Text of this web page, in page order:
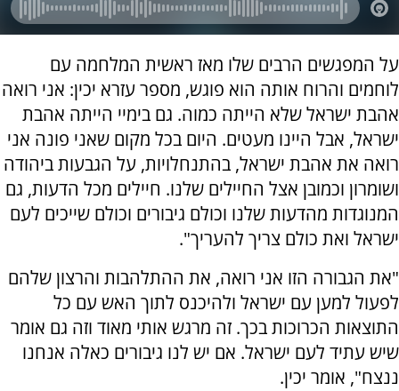
על המפגשים הרבים שלו מאז ראשית המלחמה עם
לוחמים והרוח אותה הוא פוגש, מספר עזרא יכין: אני רואה
אהבת ישראל שלא הייתה כמוה. גם בימיי הייתה אהבת
ישראל, אבל היינו מעטים. היום בכל מקום שאני פונה אני
רואה את אהבת ישראל, בהתנחלויות, על הגבעות ביהודה
ושומרון וכמובן אצל החיילים שלנו. חיילים מכל הדעות, גם
המנוגדות מהדעות שלנו וכולם גיבורים וכולם שייכים לעם
ישראל ואת כולם צריך להעריך".
"את הגבורה הזו אני רואה, את ההתלהבות והרצון שלהם
לפעול למען עם ישראל ולהיכנס לתוך האש עם כל
התוצאות הכרוכות בכך. זה מרגש אותי מאוד וזה גם אומר
שיש עתיד לעם ישראל. אם יש לנו גיבורים כאלה אנחנו
ננצח", אומר יכין.